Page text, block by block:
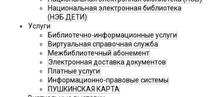
Национальная электронная библиотека
(НЭБ.ДЕТИ)
Услуги
Библиотечно-информационные услуги
Виртуальная справочная служба
Межбиблиотечный абонемент
Электронная доставка документов
Платные услуги
Информационно-правовые системы
ПУШКИНСКАЯ КАРТА